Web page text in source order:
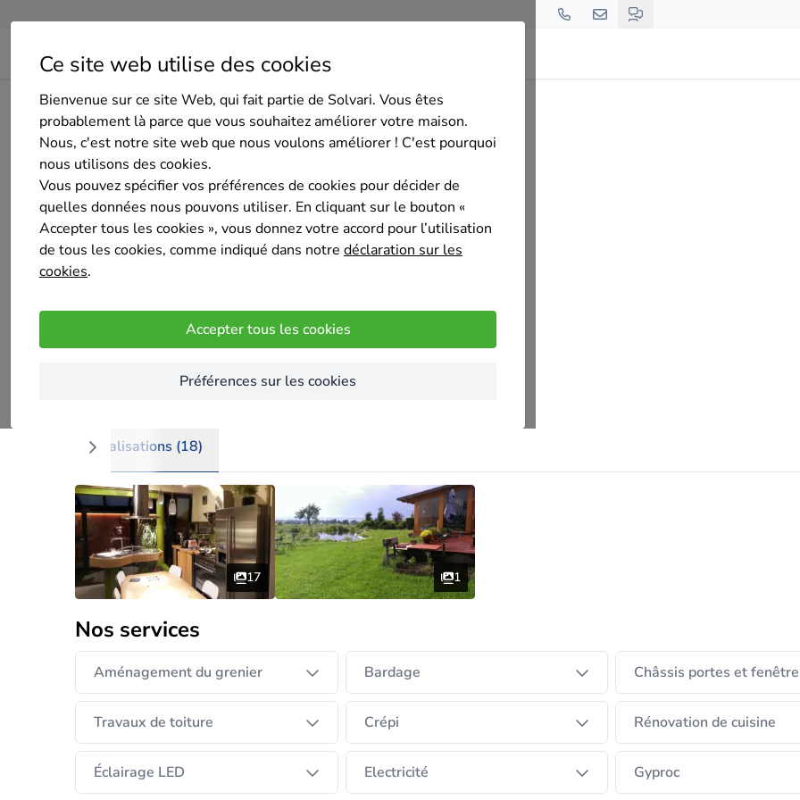
Ce site web utilise des cookies
Bienvenue sur ce site Web, qui fait partie de Solvari. Vous êtes
probablement là parce que vous souhaitez améliorer votre maison.
Nous, c'est notre site web que nous voulons améliorer ! C'est pourquoi
nous utilisons des cookies.
Vous pouvez spécifier vos préférences de cookies pour décider de
quelles données nous pouvons utiliser. En cliquant sur le bouton «
Accepter tous les cookies », vous donnez votre accord pour l’utilisation
de tous les cookies, comme indiqué dans notre déclaration sur les
cookies.
Accepter tous les cookies
Préférences sur les cookies
Home Isolation du sol Liège Herstal FERPLAY.sprl
FERPLAY.sprl
5/5
Entreprise Générale
Finitions - fabrication métallique
Réalisations (18)
17 1
Nos services
Aménagement du grenier Bardage Châssis portes et
Travaux de toiture Crépi Rénovation de cuisine
Éclairage LED Electricité Gyproc